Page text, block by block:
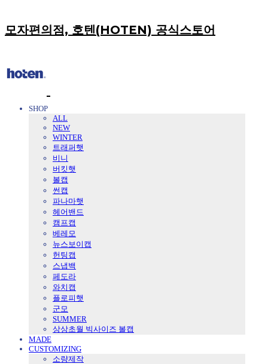
모자편의점, 호텐(HOTEN) 공식스토어
SHOP
ALL
NEW
WINTER
트래퍼햇
비니
버킷햇
볼캡
썬캡
파나마햇
헤어밴드
캠프캡
베레모
뉴스보이캡
헌팅캡
스냅백
페도라
와치캡
플로피햇
군모
SUMMER
상상초월 빅사이즈 볼캡
MADE
CUSTOMIZING
소량제작